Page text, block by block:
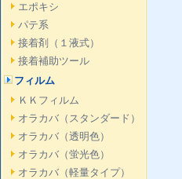
エポキシ
パテ系
接着剤（１液式）
接着補助ツール
フィルム
ＫＫフィルム
オラカバ（スタンダード）
オラカバ（透明色）
オラカバ（蛍光色）
オラカバ（軽量タイプ）